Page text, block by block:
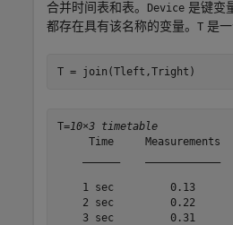
合并时间表和表。 Device 是键变
都存在具有该名称的变量。
T 是
T = join(Tleft,Tright)
T=10×3 timetable
Time     Measurements
1 sec         0.13
2 sec         0.22
3 sec         0.31